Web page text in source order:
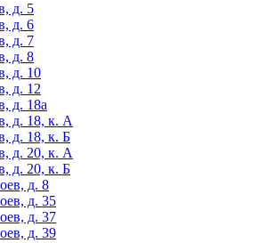
д. 5
д. 6
д. 7
д. 8
д. 10
д. 12
д. 18а
д. 18, к. А
д. 18, к. Б
д. 20, к. А
д. 20, к. Б
д. 8
д. 35
д. 37
д. 39